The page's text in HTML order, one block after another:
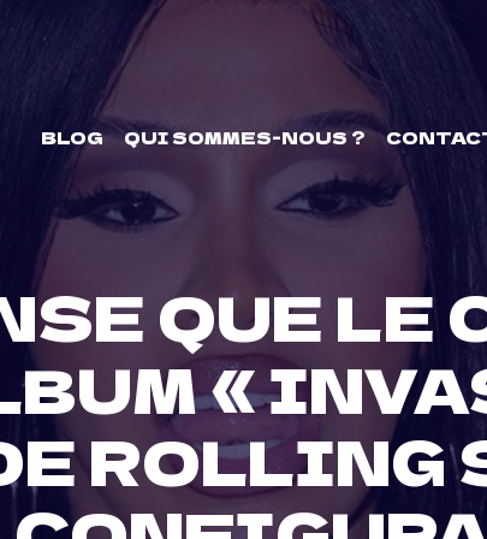
BLOG QUI SOMMES-NOUS ?
QUE LE
«
ROLLING